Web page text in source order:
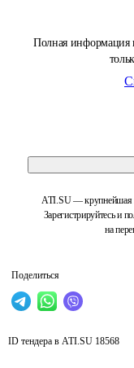
Полная информация
ATI.SU — крупнейшая
Зарегистрируйтесь и
на
Поделиться
ID тендера в ATI.SU 18568